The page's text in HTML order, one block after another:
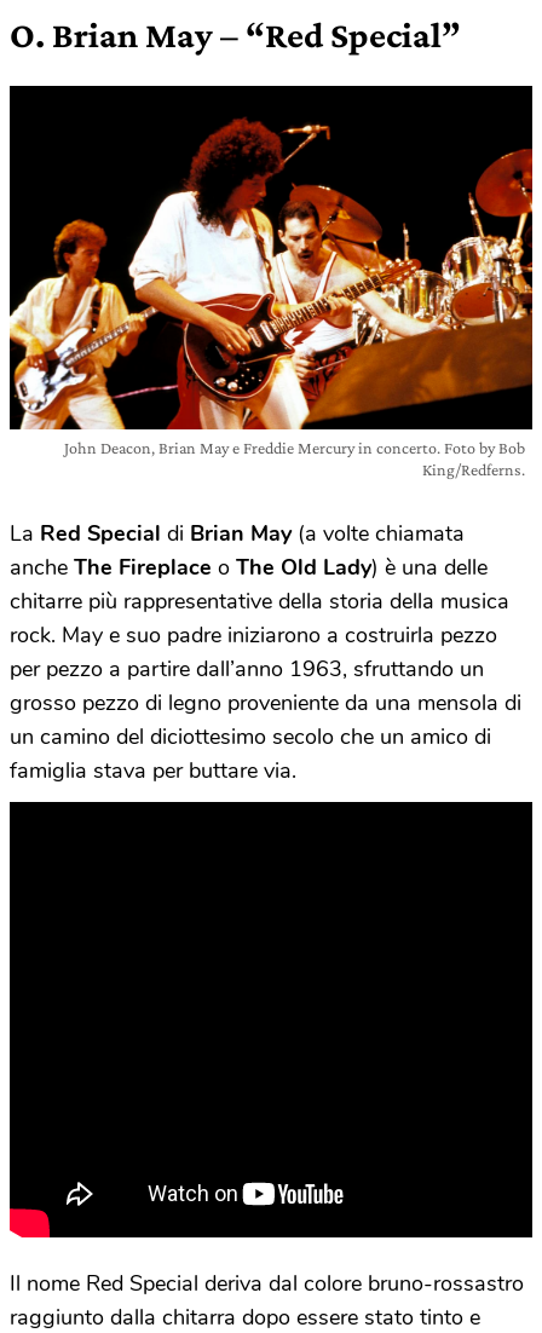
O. Brian May – “Red Special”
John Deacon, Brian May e Freddie Mercury in concerto. Foto by Bob
King/Redferns.
La Red Special di Brian May(a volte chiamata
anche The Fireplace o The Old Lady) è una delle
chitarre più rappresentative della storia della musica
rock. May e suo padre iniziarono a costruirla pezzo
per pezzo a partire dall’anno 1963, sfruttando un
grosso pezzo di legno proveniente da una mensola di
un camino del diciottesimo secolo che un amico di
famiglia stava per buttare via.
Il nome Red Special deriva dal colore bruno-rossastro
raggiunto dalla chitarra dopo essere stato tinto e